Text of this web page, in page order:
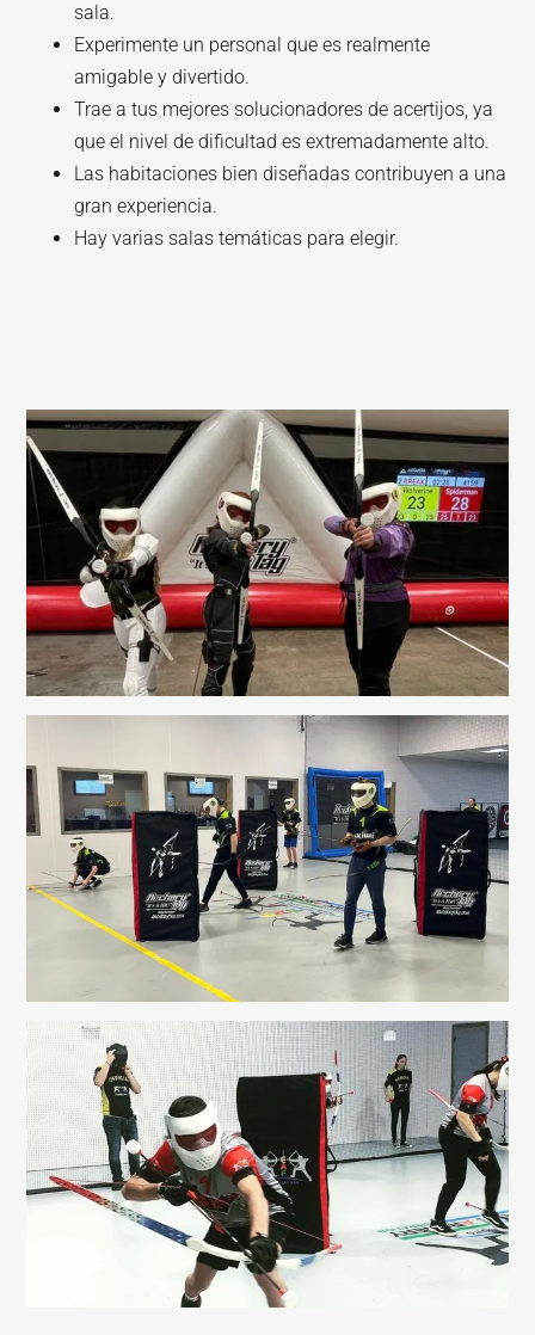
sala.
Experimente un personal que es realmente
amigable y divertido.
Trae a tus mejores solucionadores de acertijos, ya
que el nivel de dificultad es extremadamente alto.
Las habitaciones bien diseñadas contribuyen a una
gran experiencia.
Hay varias salas temáticas para elegir.